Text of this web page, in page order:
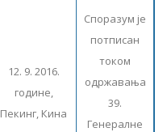
12. 9. 2016.
године,
Пекинг, Кина
Споразум је
потписан
током
одржавања
39.
Генералне